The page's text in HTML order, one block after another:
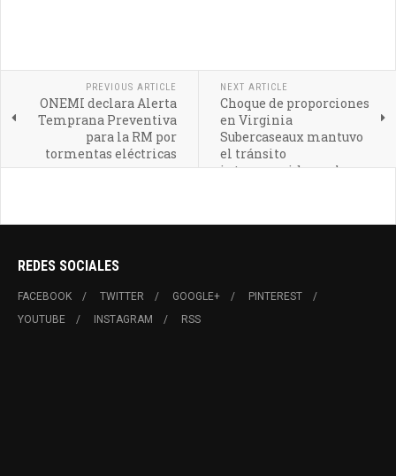
PREVIOUS ARTICLE
ONEMI declara Alerta
Temprana Preventiva
para la RM por
tormentas eléctricas
NEXT ARTICLE
Choque de proporciones
en Virginia
Subercaseaux mantuvo
el tránsito
interrumpido por horas
REDES SOCIALES
FACEBOOK TWITTER GOOGLE+
PINTEREST
YOUTUBE
INSTAGRAM RSS